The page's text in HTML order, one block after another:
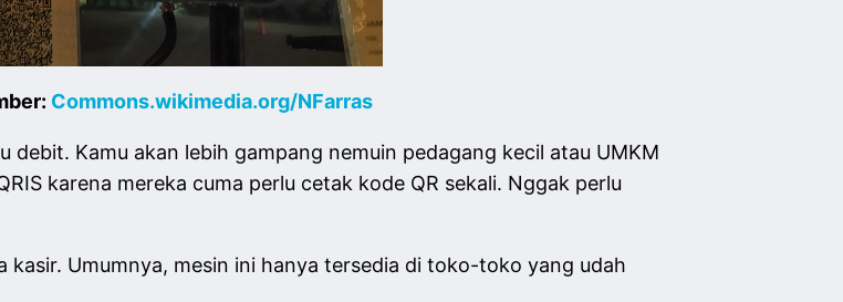
Commons.wikimedia.org/NFarras
debit. Kamu akan lebih gampang nemuin pedagang kecil atau UMKM
karena mereka cuma perlu cetak kode QR sekali. Nggak perlu
kasir. Umumnya, mesin ini hanya tersedia di toko-toko yang udah